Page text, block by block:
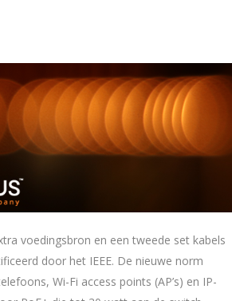
voedingsbron en een tweede set kabels
door het IEEE. De nieuwe norm
Wi-Fi access points (AP’s) en IP-